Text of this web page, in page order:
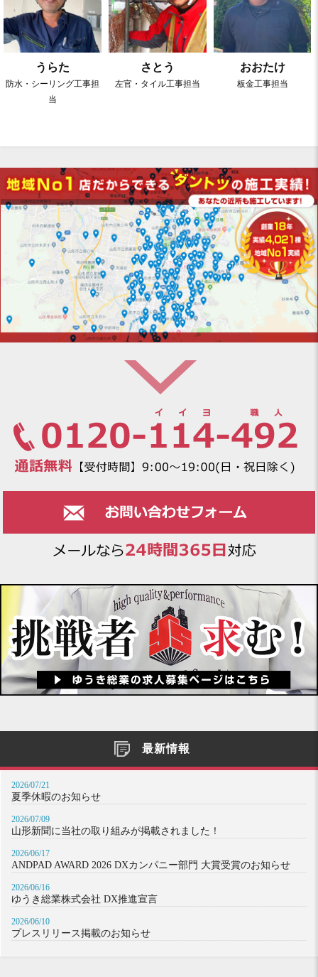
うらた
防⽔・シーリング⼯事担
当
さとう
左官・タイル工事担当
おおたけ
板⾦⼯事担当
最新情報
2026/07/21
夏季休暇のお知らせ
2026/07/09
山形新聞に当社の取り組みが掲載されました！
2026/06/17
ANDPAD AWARD 2026 DXカンパニー部門 大賞受賞のお知らせ
2026/06/16
ゆうき総業株式会社 DX推進宣言
2026/06/10
プレスリリース掲載のお知らせ